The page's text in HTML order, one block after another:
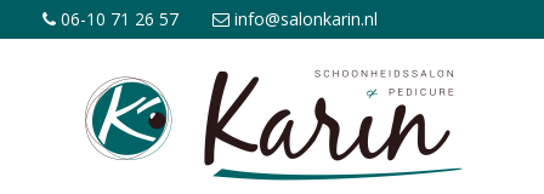
06-10 71 26 57 info@salonkarin.nl